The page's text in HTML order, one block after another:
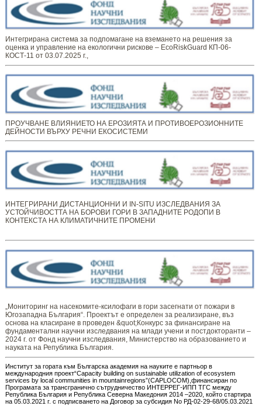
Интегрирана система за подпомагане на вземането на решения за
оценка и управление на екологични рискове – EcoRiskGuard КП-06-
КОСТ-11 от 03.07.2025 г.,
ПРОУЧВАНЕ ВЛИЯНИЕТО НА ЕРОЗИЯТА И ПРОТИВОЕРОЗИОННИТЕ
ДЕЙНОСТИ ВЪРХУ РЕЧНИ ЕКОСИСТЕМИ
ИНТЕГРИРАНИ ДИСТАНЦИОННИ И IN-SITU ИЗСЛЕДВАНИЯ ЗА
УСТОЙЧИВОСТТА НА БОРОВИ ГОРИ В ЗАПАДНИТЕ РОДОПИ В
КОНТЕКСТА НА КЛИМАТИЧНИТЕ ПРОМЕНИ
„Мониторинг ​​​на ​​насекомите-ксилофаги в гори засегнати от пожари в
Югозападна България“. Проектът е определен за реализиране, въз
основа на класиране в проведен &quot;Конкурс за финансиране на
фундаментални научни изследвания на млади учени и постдокторанти –
2024 г. от Фонд научни изследвания, Министерство на образованието и
науката на Република България.
Институт за гората към Българска академия на науките е партньор в
международния проект“Capacity building on sustainable utilization of ecosystem
services by local communities in mountainregions”(CAPLOCOM),финансиран по
Програмата за трансгранично сътрудничество ИНТЕРРЕГ-ИПП ТГС между
Република България и Република Северна Македония 2014 –2020, който стартира
на 05.03.2021 г. с подписването на Договор за субсидия No РД-02-29-68/05.03.2021